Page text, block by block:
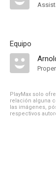
Equipo
PlayMax solo
relación alguna
las imágenes,
respectivos